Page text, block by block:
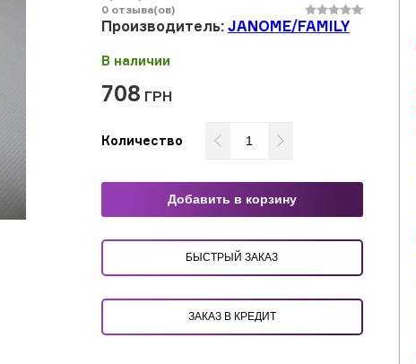
0 отзыва(ов)
Производитель: JANOME/FAMILY
В наличии
708 ГРН
Количество
Добавить в корзину
БЫСТРЫЙ ЗАКАЗ
ЗАКАЗ В КРЕДИТ